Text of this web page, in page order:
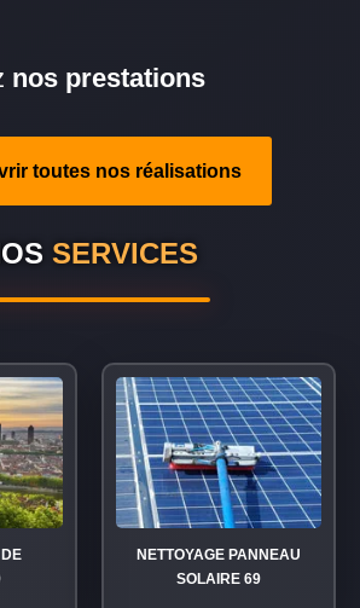
nos prestations
toutes nos réalisations
SERVICES
NETTOYAGE PANNEAU
SOLAIRE 69